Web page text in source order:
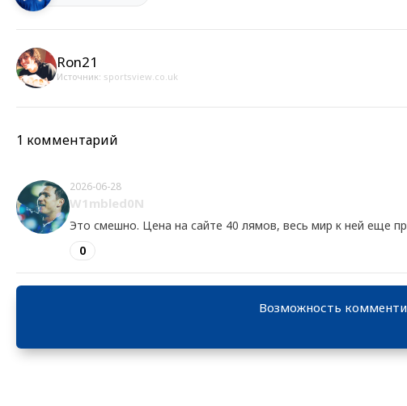
Ron21
Источник: sportsview.co.uk
1 комментарий
2026-06-28
W1mbled0N
Это смешно. Цена на сайте 40 лямов, весь мир к ней еще
0
Возможность